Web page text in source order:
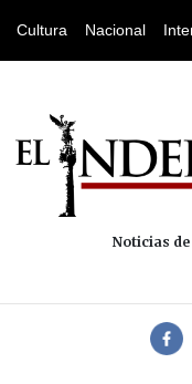
Cultura Nacional
Noticias de